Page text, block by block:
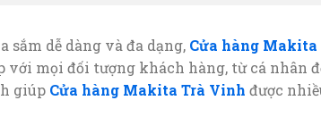
dễ dàng và đa dạng, Cửa hàng
với mọi đối tượng khách hàng, từ cá nhân
giúp Cửa hàng Makita Trà Vinh được